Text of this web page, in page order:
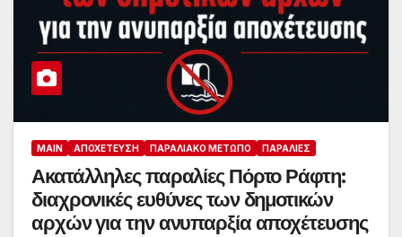
MAIN ΑΠΟΧΈΤΕΥΣΗ ΠΑΡΑΛΙΑΚΌ ΜΈΤΩΠΟ ΠΑΡΑΛΊΕΣ
Ακατάλληλες παραλίες Πόρτο Ράφτη:
διαχρονικές ευθύνες των δημοτικών
αρχών για την ανυπαρξία αποχέτευσης